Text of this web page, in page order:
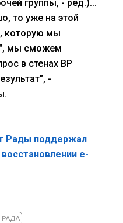
депутатских групп.
группы будет
группы, - ред.)...
то уже на этой
которую мы
-